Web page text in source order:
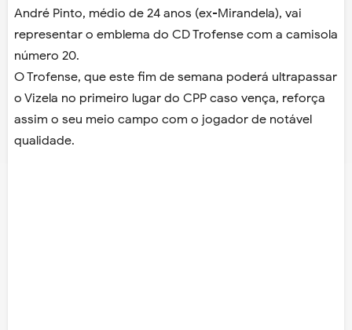
André Pinto, médio de 24 anos (ex-Mirandela), vai
representar o emblema do CD Trofense com a camisola
número 20.
O Trofense, que este fim de semana poderá ultrapassar
o Vizela no primeiro lugar do CPP caso vença, reforça
assim o seu meio campo com o jogador de notável
qualidade.